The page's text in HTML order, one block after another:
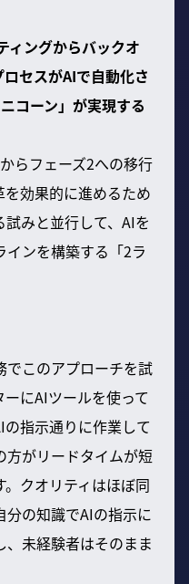
ィングからバックオ
セスがAIで自動化さ
コーン」が実現する
らフェーズ2への移行
効果的に進めるため
みと並行して、AIを
ンを構築する「2ラ
でこのアプローチを試
にAIツールを使って
指示通りに作業して
方がリードタイムが短
クオリティはほぼ同
の知識でAIの指示に
未経験者はそのまま